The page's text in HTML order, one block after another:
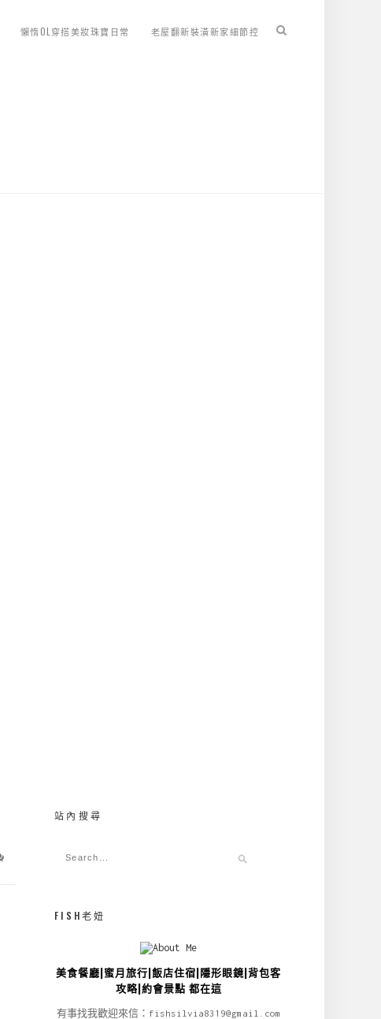
懶惰OL穿搭美妝珠寶日常 老屋翻新裝潢新家細節控
站內搜尋
FISH老妞
美食餐廳|蜜月旅行|飯店住宿|隱形眼鏡|背包客
攻略|約會景點 都在這
有事找我歡迎來信：fishsilvia8319@gmail.com